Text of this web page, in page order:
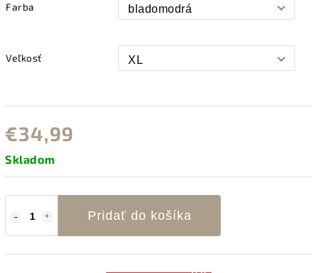
Farba
Veľkosť
€34,99
Skladom
Pridať do košíka